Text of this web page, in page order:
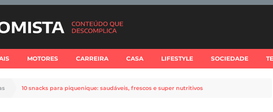
MOTORES CARREIRA CASA LIFESTYLE SOCIEDADE
10 snacks para piquenique: saudáveis, frescos e super nutritivos